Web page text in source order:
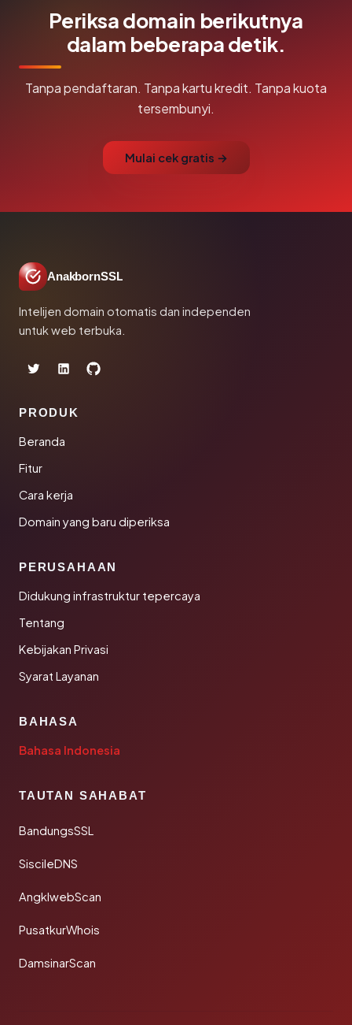
Periksa domain berikutnya
dalam beberapa detik.
Tanpa pendaftaran. Tanpa kartu kredit. Tanpa kuota
tersembunyi.
Mulai cek gratis →
AnakbornSSL
Intelijen domain otomatis dan independen
untuk web terbuka.
PRODUK
Beranda
Fitur
Cara kerja
Domain yang baru diperiksa
PERUSAHAAN
Didukung infrastruktur tepercaya
Tentang
Kebijakan Privasi
Syarat Layanan
BAHASA
Bahasa Indonesia
TAUTAN SAHABAT
BandungsSSL
SiscileDNS
AngklwebScan
PusatkurWhois
DamsinarScan